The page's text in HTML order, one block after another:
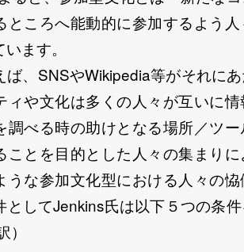
ところへ能動的に参加するよう
ます。
ば、SNSやWikipedia等がそれに
ィや文化は多くの人々が互いに
調べる時の助けとなる場所／ツ
ことを目的とした人々の集まり
うな参加文化型における人々の
としてJenkins氏は以下５つの条
）